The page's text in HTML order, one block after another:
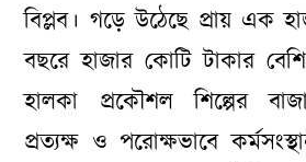
বিপ্লব। গড়ে উঠেছে প্রায় এক
বছরে হাজার কোটি টাকার
হালকা প্রকৌশল শিল্পের
প্রত্যক্ষ ও পরোক্ষভাবে